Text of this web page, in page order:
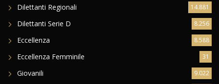
Dilettanti Regionali 14.881
Dilettanti Serie D 8.256
Eccellenza 8.588
Eccellenza Femminile 31
Giovanili 9.022